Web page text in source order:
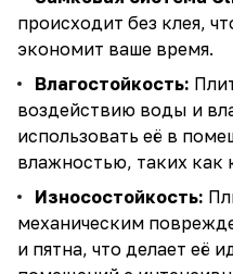
происходит без клея,
экономит ваше время.
Влагостойкость:
воздействию воды и
использовать её в
влажностью, таких как
Износостойкость:
механическим
и пятна, что делает её